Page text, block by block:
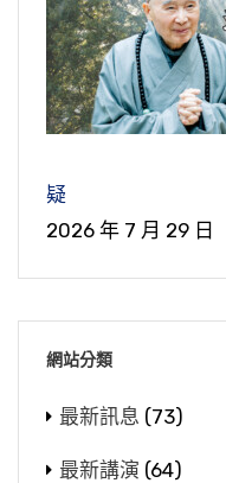
疑
2026 年 7 月 29 日
網站分類
最新訊息 (73)
最新講演 (64)